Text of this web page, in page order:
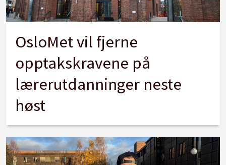
OsloMet vil fjerne
opptakskravene på
lærerutdanninger neste
høst